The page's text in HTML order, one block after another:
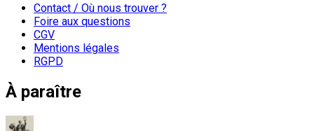
Contact / Où nous trouver ?
Foire aux questions
CGV
Mentions légales
RGPD
À paraître